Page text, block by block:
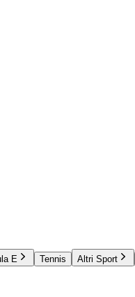
E Tennis Altri Sport